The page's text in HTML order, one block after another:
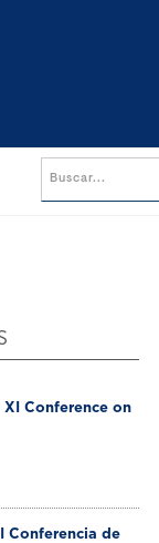
XI Conference on
Conferencia de